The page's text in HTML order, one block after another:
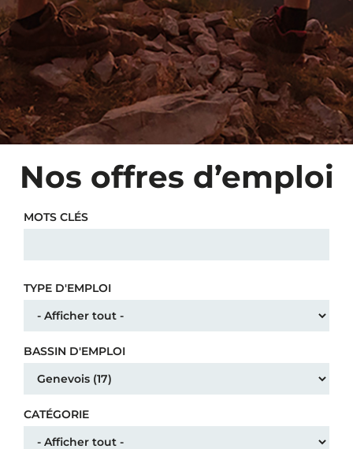
Nos offres d’emploi
MOTS CLÉS
TYPE D'EMPLOI
BASSIN D'EMPLOI
CATÉGORIE